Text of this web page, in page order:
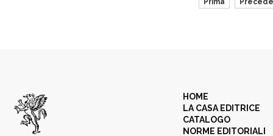
Prima
HOME
LA CASA EDITRICE
CATALOGO
NORME EDITORIALI